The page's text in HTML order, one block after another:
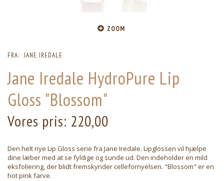
ZOOM
FRA: JANE IREDALE
Jane Iredale HydroPure Lip
Gloss "Blossom"
Vores pris: 220,00
Den helt nye Lip Gloss serie fra Jane Iredale. Lipglossen vil hjælpe
dine læber med at se fyldige og sunde ud. Den indeholder en mild
eksfoliering, der blidt fremskynder cellefornyelsen. "Blossom" er en
hot pink farve.